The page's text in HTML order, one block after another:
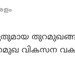
വികസന